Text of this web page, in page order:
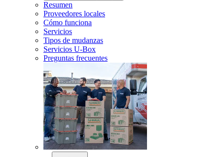
Resumen
Proveedores locales
Cómo funciona
Servicios
Tipos de mudanzas
Servicios U-Box
Preguntas frecuentes